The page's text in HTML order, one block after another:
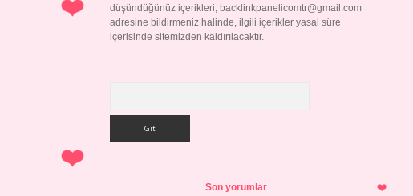
düşündüğünüz içerikleri, backlinkpanelicomtr@gmail.com
adresine bildirmeniz halinde, ilgili içerikler yasal süre
içerisinde sitemizden kaldırılacaktır.
Son yorumlar